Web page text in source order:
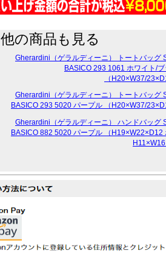
他の商品も見る
Gherardini（ゲラルディーニ） トートバッグ
BASICO 293 1061 ホワイト/
（H20×W37/
Gherardini（ゲラルディーニ） トートバッグ
BASICO 293 5020 パープル （H20×W37/
Gherardini（ゲラルディーニ） ハンドバッグ
BASICO 882 5020 パープル （H19×W22×D12